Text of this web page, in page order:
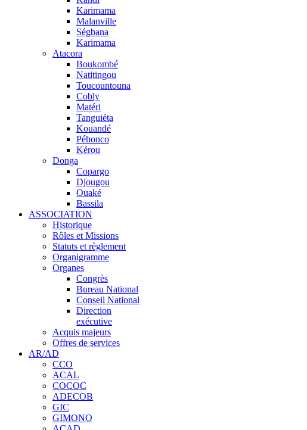
Karimama
Malanville
Ségbana
Karimama
Atacora
Boukombé
Natitingou
Toucountouna
Cobly
Matéri
Tanguiéta
Kouandé
Péhonco
Kérou
Donga
Copargo
Djougou
Ouaké
Bassila
ASSOCIATION
Historique
Rôles et Missions
Statuts et règlement
Organigramme
Organes
Congrès
Bureau National
Conseil National
Direction
exécutive
Acquis majeurs
Offres de services
AR/AD
CCO
ACAL
COCOC
ADECOB
GIC
GIMONO